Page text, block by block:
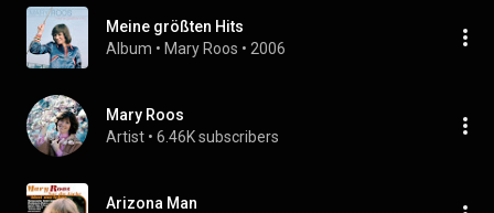
Meine größten Hits
Album • Mary Roos • 2006
Mary Roos
Artist • 6.46K subscribers
Arizona Man